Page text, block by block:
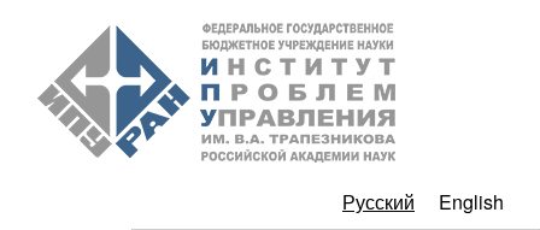
Перейти к основному
содержанию
РАН
Русский English